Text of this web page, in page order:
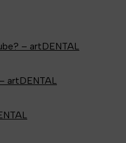
– artDENTAL
artDENTAL